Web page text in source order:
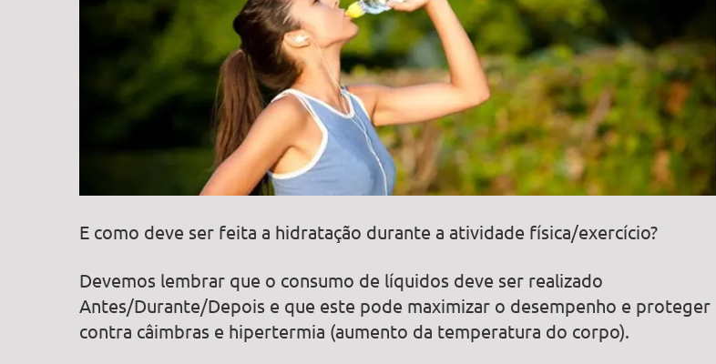
E como deve ser feita a hidratação durante a atividade física/exercício?
Devemos lembrar que o consumo de líquidos deve ser realizado
Antes/Durante/Depois e que este pode maximizar o desempenho e proteger
contra câimbras e hipertermia (aumento da temperatura do corpo).